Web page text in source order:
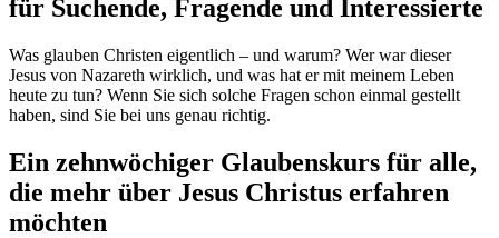
für Suchende, Fragende und Interessierte
Was glauben Christen eigentlich – und warum? Wer war dieser
Jesus von Nazareth wirklich, und was hat er mit meinem Leben
heute zu tun? Wenn Sie sich solche Fragen schon einmal gestellt
haben, sind Sie bei uns genau richtig.
Ein zehnwöchiger Glaubenskurs für alle,
die mehr über Jesus Christus erfahren
möchten